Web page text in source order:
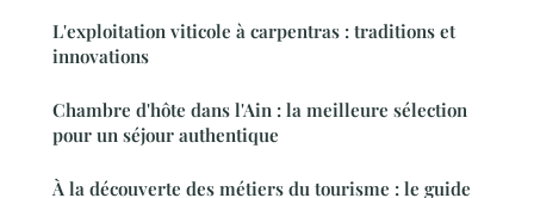
L'exploitation viticole à carpentras : traditions et
innovations
Chambre d'hôte dans l'Ain : la meilleure sélection
pour un séjour authentique
À la découverte des métiers du tourisme : le guide